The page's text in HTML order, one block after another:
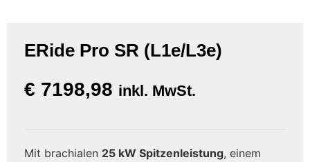
ERide Pro SR (L1e/L3e)
€ 7198,98 inkl. MwSt.
Mit brachialen 25 kW Spitzenleistung, einem